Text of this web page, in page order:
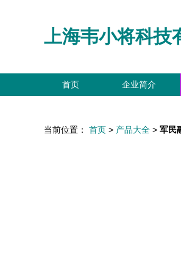
上海韦小将科技
首页 企业简介
当前位置： 首页 > 产品大全 > 军民